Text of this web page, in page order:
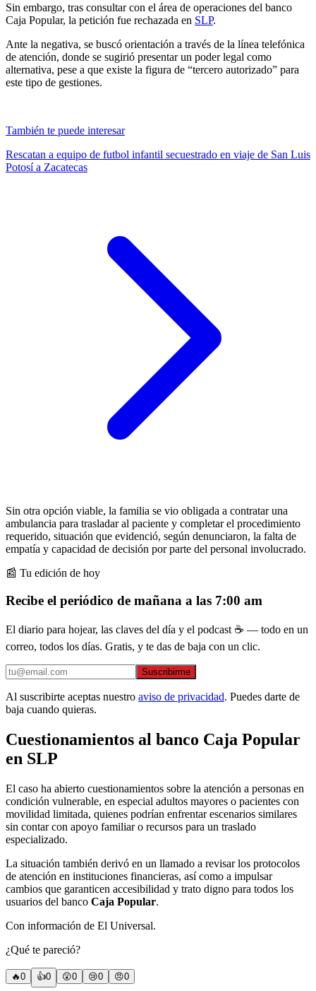
Sin embargo, tras consultar con el área de operaciones del banco
Caja Popular, la petición fue rechazada en SLP.
Ante la negativa, se buscó orientación a través de la línea telefónica
de atención, donde se sugirió presentar un poder legal como
alternativa, pese a que existe la figura de “tercero autorizado” para
este tipo de gestiones.
También te puede interesar
Rescatan a equipo de futbol infantil secuestrado en viaje de San Luis
Potosí a Zacatecas
Sin otra opción viable, la familia se vio obligada a contratar una
ambulancia para trasladar al paciente y completar el procedimiento
requerido, situación que evidenció, según denunciaron, la falta de
empatía y capacidad de decisión por parte del personal involucrado.
📰 Tu edición de hoy
Recibe el periódico de mañana a las 7:00 am
El diario para hojear, las claves del día y el podcast ☕ — todo en un
correo, todos los días. Gratis, y te das de baja con un clic.
Suscribirme
Al suscribirte aceptas nuestro aviso de privacidad. Puedes darte de
baja cuando quieras.
Cuestionamientos al banco Caja Popular
en SLP
El caso ha abierto cuestionamientos sobre la atención a personas en
condición vulnerable, en especial adultos mayores o pacientes con
movilidad limitada, quienes podrían enfrentar escenarios similares
sin contar con apoyo familiar o recursos para un traslado
especializado.
La situación también derivó en un llamado a revisar los protocolos
de atención en instituciones financieras, así como a impulsar
cambios que garanticen accesibilidad y trato digno para todos los
usuarios del banco Caja Popular.
Con información de El Universal.
¿Qué te pareció?
🔥0 👍0 😲0 😢0 😠0